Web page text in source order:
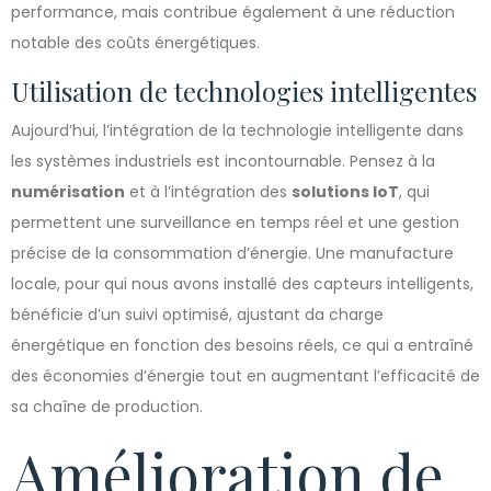
performance, mais contribue également à une réduction
notable des coûts énergétiques.
Utilisation de technologies intelligentes
Aujourd’hui, l’intégration de la technologie intelligente dans
les systèmes industriels est incontournable. Pensez à la
numérisation et à l’intégration des solutions IoT, qui
permettent une surveillance en temps réel et une gestion
précise de la consommation d’énergie. Une manufacture
locale, pour qui nous avons installé des capteurs intelligents,
bénéficie d’un suivi optimisé, ajustant da charge
énergétique en fonction des besoins réels, ce qui a entraîné
des économies d’énergie tout en augmentant l’efficacité de
sa chaîne de production.
Amélioration de